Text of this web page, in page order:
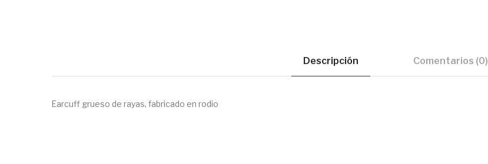
Descripción Comentarios (0)
Earcuff grueso de rayas, fabricado en rodio